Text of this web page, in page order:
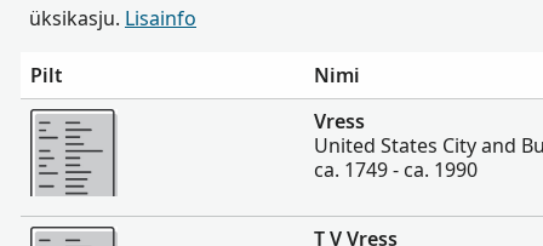
üksikasju. Lisainfo
Pilt
Nimi
Rohkem
Vress
United States City and
ca. 1749 - ca. 1990
Rohkem
T V Vress